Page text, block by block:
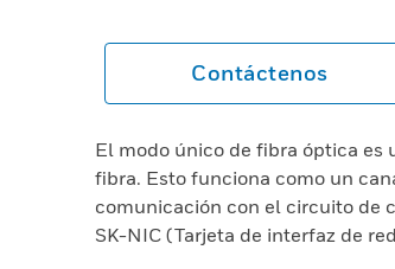
Contáctenos
El modo único de fibra óptica
fibra. Esto funciona como un
comunicación con el circuito de
SK-NIC (Tarjeta de interfaz de